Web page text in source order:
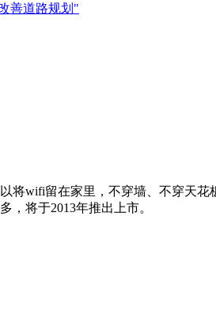
善道路规划"
储
wifi留在家里，不穿墙、不穿天花
，将于2013年推出上市。